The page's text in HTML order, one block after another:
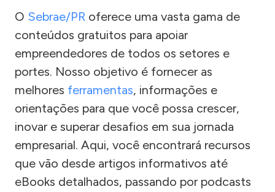
O Sebrae/PR oferece uma vasta gama de
conteúdos gratuitos para apoiar
empreendedores de todos os setores e
portes. Nosso objetivo é fornecer as
melhores ferramentas, informações e
orientações para que você possa crescer,
inovar e superar desafios em sua jornada
empresarial. Aqui, você encontrará recursos
que vão desde artigos informativos até
eBooks detalhados, passando por podcasts